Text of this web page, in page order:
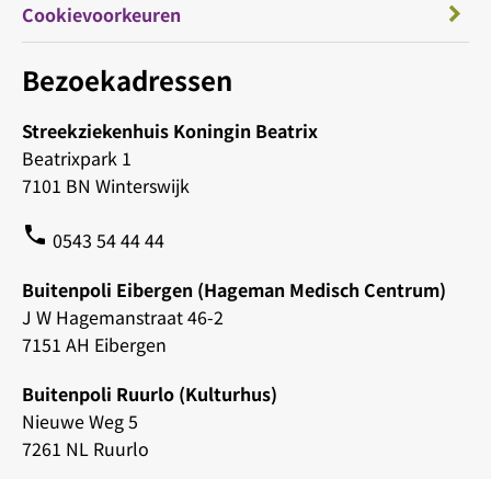
Bezoekadressen
Streekziekenhuis Koningin Beatrix
Beatrixpark 1
7101 BN Winterswijk
phone 0543 54 44 44
Buitenpoli Eibergen (Hageman Medisch Centrum)
J W Hagemanstraat 46-2
7151 AH Eibergen
Buitenpoli Ruurlo (Kulturhus)
Nieuwe Weg 5
7261 NL Ruurlo
Cookievoorkeuren